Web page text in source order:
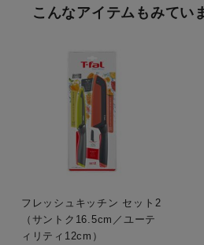
こんなアイテムもみてい
フレッシュキッチン セット2
（サントク16.5cm／ユーテ
ィリティ12cm）